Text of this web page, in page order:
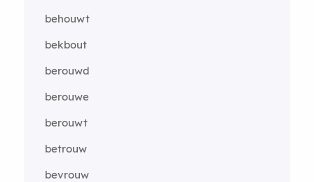
behouwt
bekbout
berouwd
berouwe
berouwt
betrouw
bevrouw